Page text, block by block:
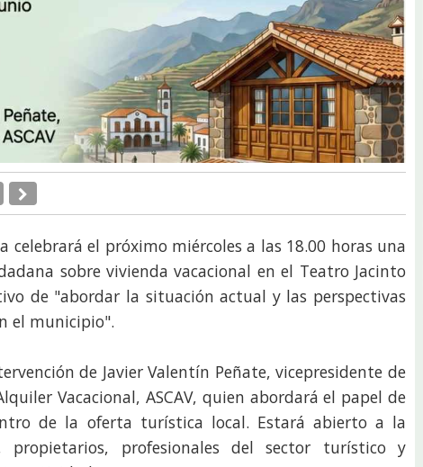
celebrará el próximo miércoles a las 18.00 horas una
sobre vivienda vacacional en el Teatro Jacinto
de "abordar la situación actual y las perspectivas
el municipio".
de Javier Valentín Peñate, vicepresidente de
Vacacional, ASCAV, quien abordará el papel de
de la oferta turística local. Estará abierto a la
propietarios, profesionales del sector turístico y